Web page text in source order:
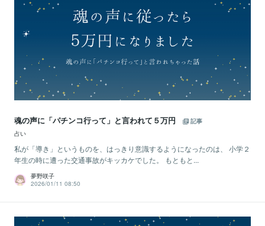
魂の声に「パチンコ行って」と言われて５万円
記事
占い
私が「導き」というものを、はっきり意識するようになったのは、 小学２
年生の時に遭った交通事故がキッカケでした。 もともと...
夢野咲子
2026/01/11 08:50